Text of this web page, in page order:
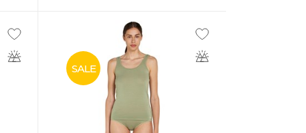
SALE